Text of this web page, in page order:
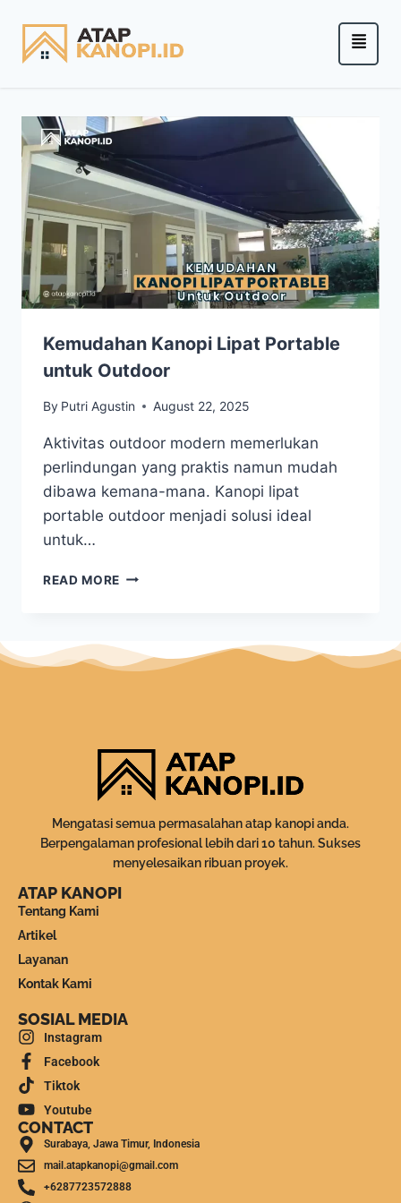
Kemudahan Kanopi Lipat Portable
untuk Outdoor
By Putri Agustin August 22, 2025
Aktivitas outdoor modern memerlukan
perlindungan yang praktis namun mudah
dibawa kemana-mana. Kanopi lipat
portable outdoor menjadi solusi ideal
untuk…
READ MORE
Mengatasi semua permasalahan atap kanopi anda.
Berpengalaman profesional lebih dari 10 tahun. Sukses
menyelesaikan ribuan proyek.
ATAP KANOPI
Tentang Kami
Artikel
Layanan
Kontak Kami
SOSIAL MEDIA
Instagram
Facebook
Tiktok
Youtube
CONTACT
Surabaya, Jawa Timur, Indonesia
mail.atapkanopi@gmail.com
+6287723572888